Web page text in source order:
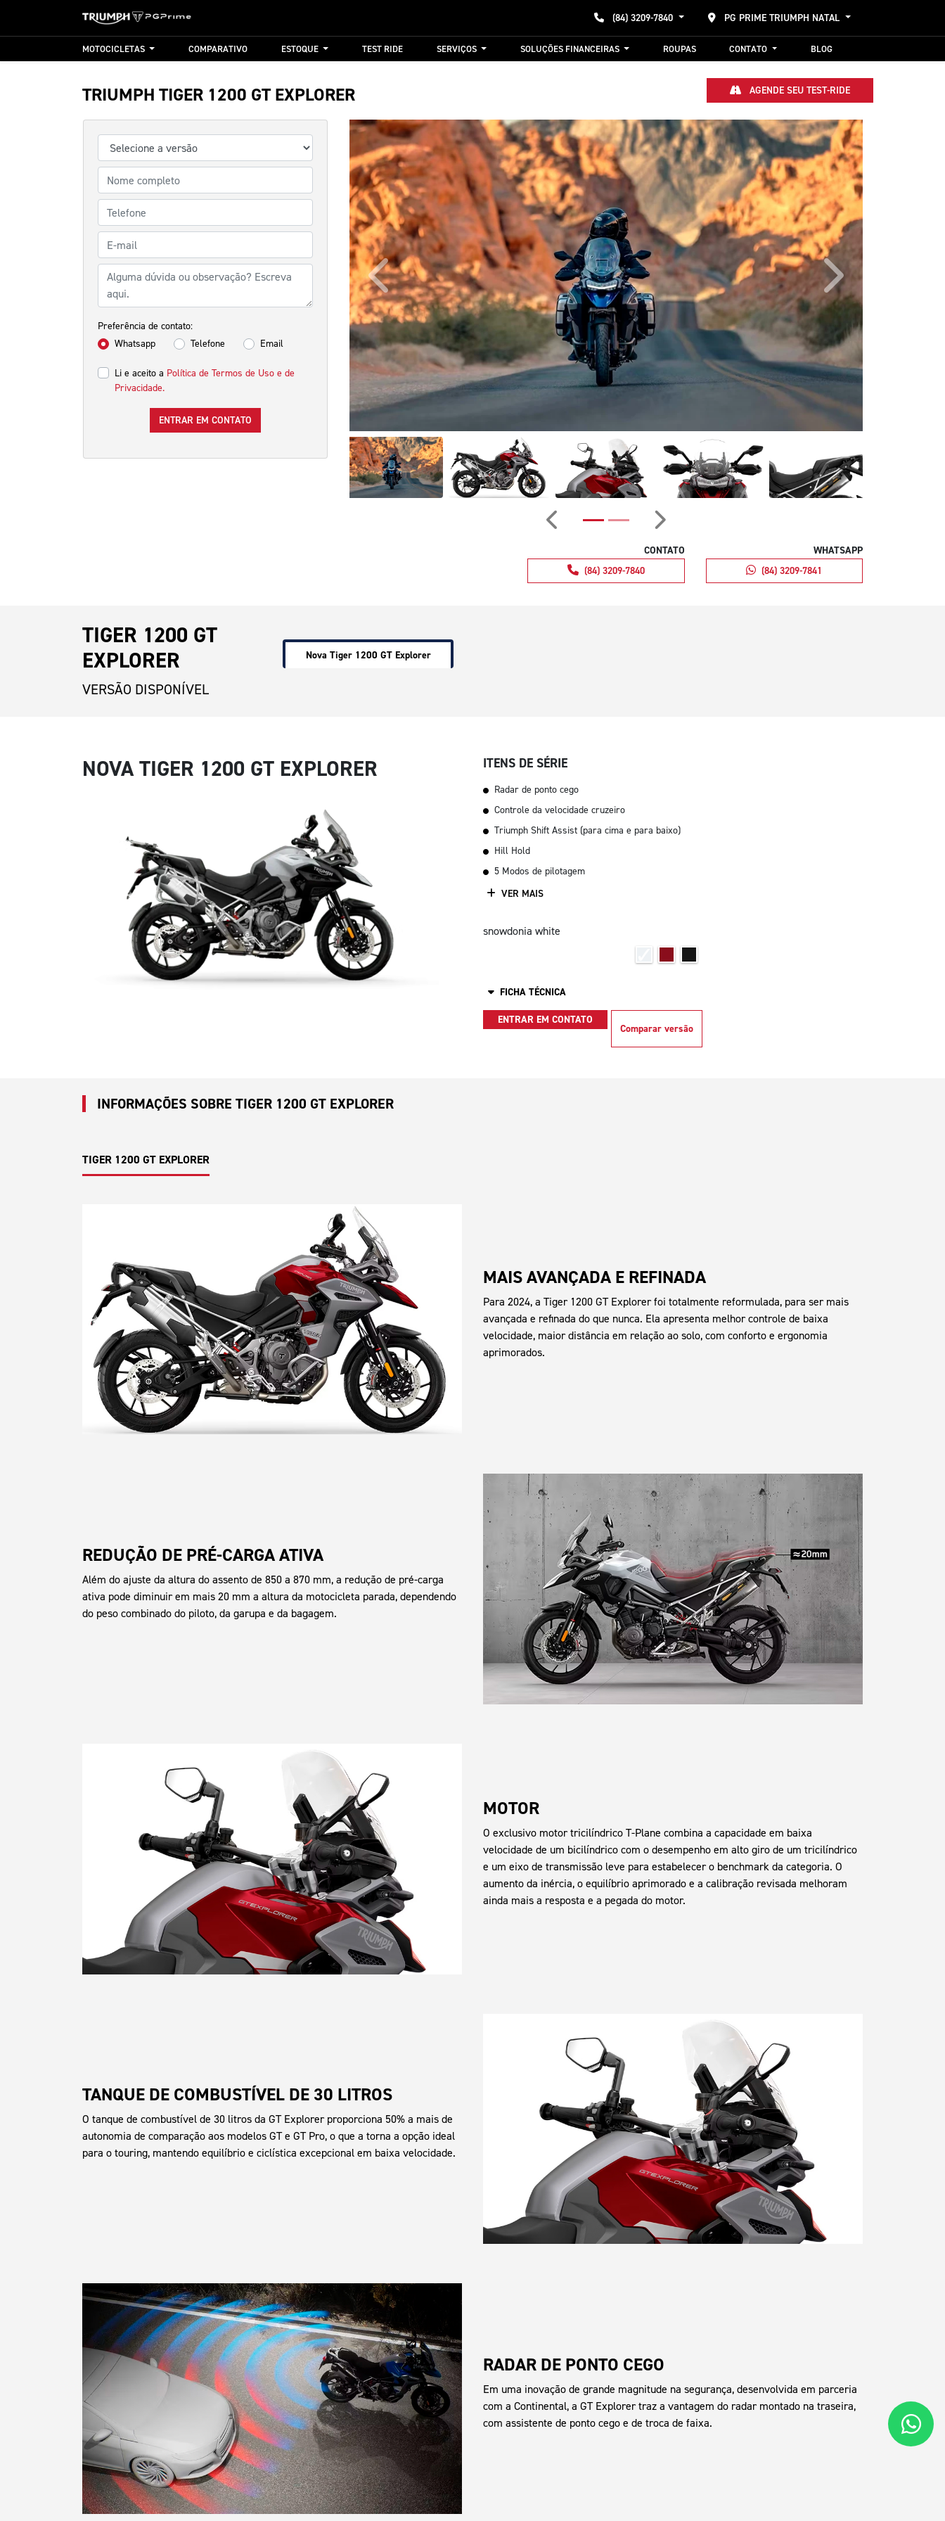
(84) 3209-7840 PG PRIME TRIUMPH NATAL
MOTOCICLETAS COMPARATIVO ESTOQUE TEST RIDE SERVIÇOS SOLUÇÕES FINANCEIRAS ROUPAS CONTATO BLOG
TRIUMPH TIGER 1200 GT EXPLORER AGENDE SEU TEST-RIDE
Preferência de contato:
Whatsapp
Telefone Email
Li e aceito a Política de Termos de Uso e de
Privacidade.
ENTRAR EM CONTATO
Anterior Próximo
Anterior Próximo
CONTATO
(84) 3209-7840
WHATSAPP
(84) 3209-7841
TIGER 1200 GT
EXPLORER
VERSÃO DISPONÍVEL
Nova Tiger 1200 GT Explorer
NOVA TIGER 1200 GT EXPLORER ITENS DE SÉRIE
Radar de ponto cego
Controle da velocidade cruzeiro
Triumph Shift Assist (para cima e para baixo)
Hill Hold
5 Modos de pilotagem
VER MAIS
snowdonia white
FICHA TÉCNICA
ENTRAR EM CONTATO
Comparar versão
INFORMAÇÕES SOBRE TIGER 1200 GT EXPLORER
TIGER 1200 GT EXPLORER
MAIS AVANÇADA E REFINADA
Para 2024, a Tiger 1200 GT Explorer foi totalmente reformulada, para ser mais
avançada e refinada do que nunca. Ela apresenta melhor controle de baixa
velocidade, maior distância em relação ao solo, com conforto e ergonomia
aprimorados.
REDUÇÃO DE PRÉ-CARGA ATIVA
Além do ajuste da altura do assento de 850 a 870 mm, a redução de pré-carga
ativa pode diminuir em mais 20 mm a altura da motocicleta parada, dependendo
do peso combinado do piloto, da garupa e da bagagem.
MOTOR
O exclusivo motor tricilíndrico T-Plane combina a capacidade em baixa
velocidade de um bicilíndrico com o desempenho em alto giro de um tricilíndrico
e um eixo de transmissão leve para estabelecer o benchmark da categoria. O
aumento da inércia, o equilíbrio aprimorado e a calibração revisada melhoram
ainda mais a resposta e a pegada do motor.
TANQUE DE COMBUSTÍVEL DE 30 LITROS
O tanque de combustível de 30 litros da GT Explorer proporciona 50% a mais de
autonomia de comparação aos modelos GT e GT Pro, o que a torna a opção ideal
para o touring, mantendo equilíbrio e ciclística excepcional em baixa velocidade.
RADAR DE PONTO CEGO
Em uma inovação de grande magnitude na segurança, desenvolvida em parceria
com a Continental, a GT Explorer traz a vantagem do radar montado na traseira,
com assistente de ponto cego e de troca de faixa.